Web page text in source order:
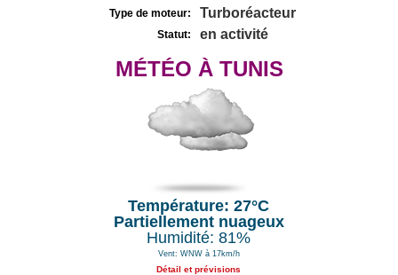
Type de moteur: Turboréacteur
Statut: en activité
MÉTÉO À TUNIS
Température: 27°C
Partiellement nuageux
Humidité: 81%
Vent: WNW à 17km/h
Détail et prévisions